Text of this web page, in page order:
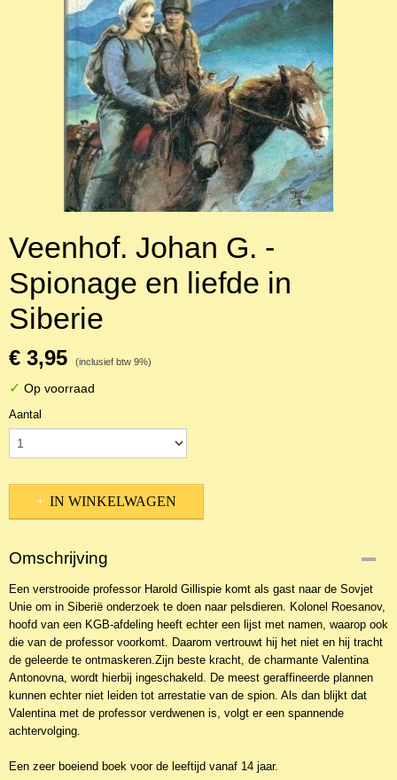
Veenhof. Johan G. -
Spionage en liefde in
Siberie
€ 3,95 (inclusief btw 9%)
✓ Op voorraad
Aantal
IN WINKELWAGEN
Omschrijving
Een verstrooide professor Harold Gillispie komt als gast naar de Sovjet
Unie om in Siberië onderzoek te doen naar pelsdieren. Kolonel Roesanov,
hoofd van een KGB-afdeling heeft echter een lijst met namen, waarop ook
die van de professor voorkomt. Daarom vertrouwt hij het niet en hij tracht
de geleerde te ontmaskeren.Zijn beste kracht, de charmante Valentina
Antonovna, wordt hierbij ingeschakeld. De meest geraffineerde plannen
kunnen echter niet leiden tot arrestatie van de spion. Als dan blijkt dat
Valentina met de professor verdwenen is, volgt er een spannende
achtervolging.
Een zeer boeiend boek voor de leeftijd vanaf 14 jaar.